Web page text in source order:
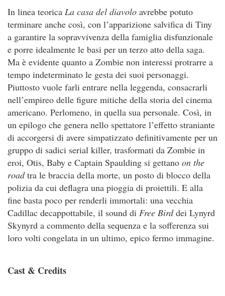
In linea teorica La casa del diavolo avrebbe potuto
terminare anche così, con l’apparizione salvifica di Tiny
a garantire la sopravvivenza della famiglia disfunzionale
e porre idealmente le basi per un terzo atto della saga.
Ma è evidente quanto a Zombie non interessi protrarre a
tempo indeterminato le gesta dei suoi personaggi.
Piuttosto vuole farli entrare nella leggenda, consacrarli
nell’empireo delle figure mitiche della storia del cinema
americano. Perlomeno, in quella sua personale. Così, in
un epilogo che genera nello spettatore l’effetto straniante
di accorgersi di avere simpatizzato definitivamente per un
gruppo di sadici serial killer, trasformati da Zombie in
eroi, Otis, Baby e Captain Spaulding si gettano on the
roadtra le braccia della morte, un posto di blocco della
polizia da cui deflagra una pioggia di proiettili. E alla
fine basta poco per renderli immortali: una vecchia
Cadillac decappottabile, il sound di Free Birddei Lynyrd
Skynyrd a commento della sequenza e la sofferenza sui
loro volti congelata in un ultimo, epico fermo immagine.
Cast & Credits